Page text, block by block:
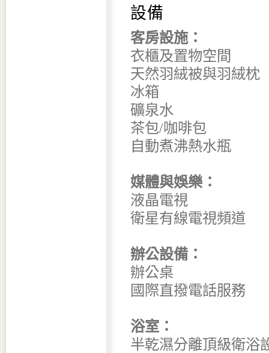
設備
客房設施：
衣櫃及置物空間
天然羽絨被與羽絨枕
冰箱
礦泉水
茶包/咖啡包
自動煮沸熱水瓶
媒體與娛樂：
液晶電視
衛星有線電視頻道
辦公設備：
辦公桌
國際直撥電話服務
浴室：
半乾濕分離頂級衛浴